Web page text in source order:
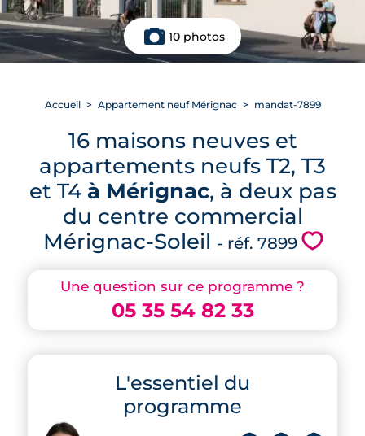
10 photos
Une question sur ce programme ?
05 35 54 82 33
L'essentiel du
programme
Accueil Appartement neuf Mérignac mandat-7899
16 maisons neuves et
appartements neufs T2, T3
et T4 à Mérignac, à deux pas
du centre commercial
Mérignac-Soleil - réf. 7899 💗